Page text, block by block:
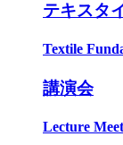
テキスタ
Textile
講演会
Lecture